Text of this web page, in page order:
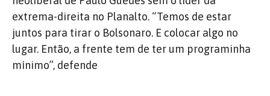
extrema-direita no Planalto. “Temos de estar
juntos para tirar o Bolsonaro. E colocar algo no
lugar. Então, a frente tem de ter um programinha
mínimo”, defende